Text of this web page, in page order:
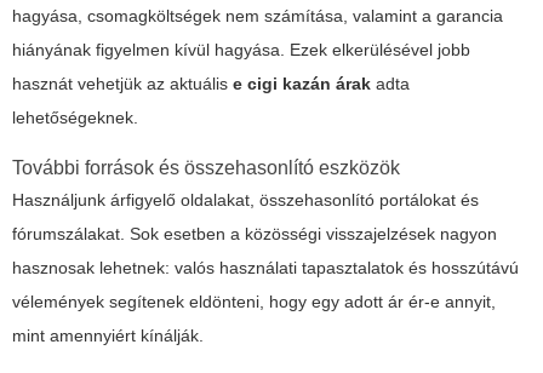
hagyása, csomagköltségek nem számítása, valamint a garancia
hiányának figyelmen kívül hagyása. Ezek elkerülésével jobb
hasznát vehetjük az aktuális e cigi kazán árak adta
lehetőségeknek.
További források és összehasonlító eszközök
Használjunk árfigyelő oldalakat, összehasonlító portálokat és
fórumszálakat. Sok esetben a közösségi visszajelzések nagyon
hasznosak lehetnek: valós használati tapasztalatok és hosszútávú
vélemények segítenek eldönteni, hogy egy adott ár ér-e annyit,
mint amennyiért kínálják.